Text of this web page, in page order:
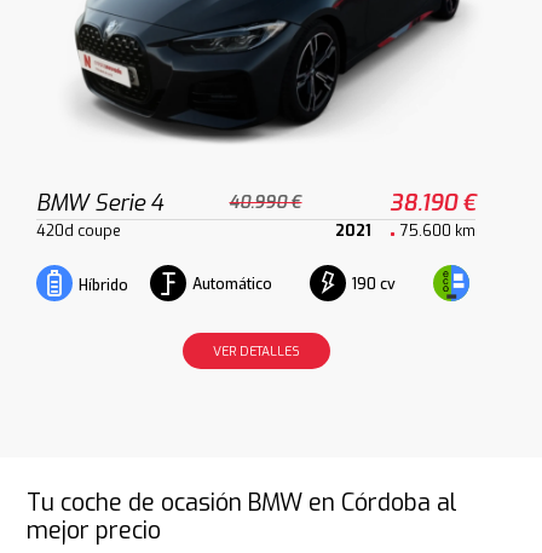
BMW Serie 4 40.990 € 38.190 €
420d coupe 2021 75.600 km
Híbrido Automático 190 cv
VER DETALLES
Tu coche de ocasión BMW en Córdoba al
mejor precio